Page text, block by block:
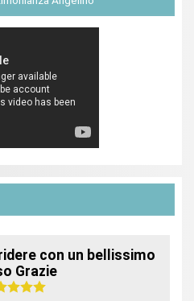
con un bellissimo
Grazie